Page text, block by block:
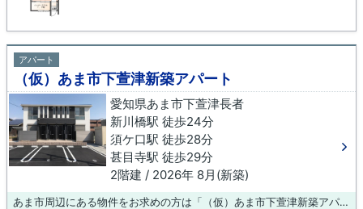
アパート
（仮）あま市下萱津新築アパート
愛知県あま市下萱津長者
新川橋駅 徒歩24分
須ケ口駅 徒歩28分
甚目寺駅 徒歩29分
2階建 / 2026年 8月(新築)
あま市周辺にある物件をお求めの方は「（仮）あま市下萱津新築アパート」はいかがでしょうか。新しい生活にお勧めなのが、こちらのアパートです。賃貸物件をお求めなら、交通面で不便さを感じることがない新川橋周辺です。物件までのお問い合わせはブルーボックス 稲沢支店まで0587-23-0015からお待ちしております。